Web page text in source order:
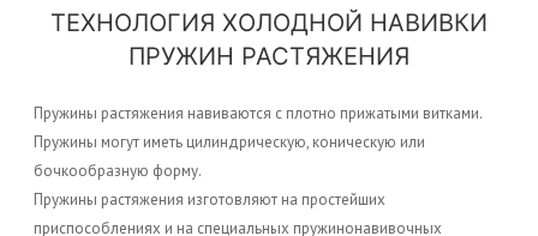
ТЕХНОЛОГИЯ ХОЛОДНОЙ НАВИВКИ
ПРУЖИН РАСТЯЖЕНИЯ
Пружины растяжения навиваются с плотно прижатыми витками.
Пружины могут иметь цилиндрическую, коническую или
бочкообразную форму.
Пружины растяжения изготовляют на простейших
приспособлениях и на специальных пружинонавивочных